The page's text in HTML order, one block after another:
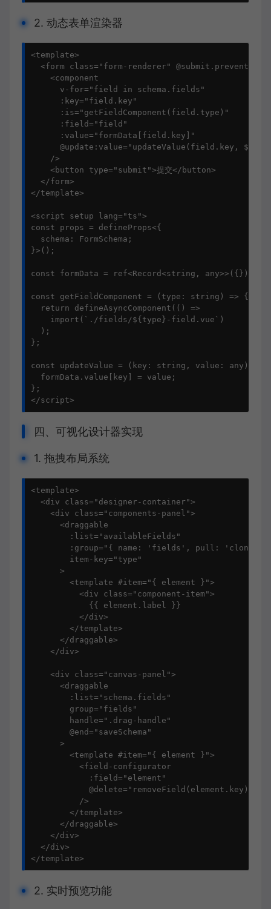
2. 动态表单渲染器
<template>
<form class="form-renderer"
    <component
      v-for="field in schema.fields"
      :key="field.key"
      :is="getFieldComponent(field.type)"
      :field="field"
      :value="formData[field.key]"
@update:value="updateValue(field.key,
    />
    <button type="submit">提交</button>
  </form>
</template>
<script setup lang="ts">
const props = defineProps<{
  schema: FormSchema;
}>();
const formData = ref<Record<string, any>>({});
const getFieldComponent = (type: string) => {
  return defineAsyncComponent(() =>
    import(`./fields/${type}-field.vue`)
  );
};
const updateValue = (key: string, value: any) =>
  formData.value[key] = value;
};
</script>
四、可视化设计器实现
1. 拖拽布局系统
<template>
  <div class="designer-container">
    <div class="components-panel">
      <draggable
        :list="availableFields"
:group="{ name: 'fields', pull: 'clone',
        item-key="type"
      >
        <template #item="{ element }">
          <div class="component-item">
            {{ element.label }}
          </div>
        </template>
      </draggable>
    </div>
    <div class="canvas-panel">
      <draggable
        :list="schema.fields"
        group="fields"
        handle=".drag-handle"
        @end="saveSchema"
      >
        <template #item="{ element }">
          <field-configurator
            :field="element"
            @delete="removeField(element.key)"
          />
        </template>
      </draggable>
    </div>
  </div>
</template>
2. 实时预览功能